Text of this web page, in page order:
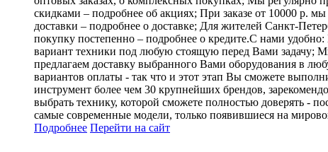
скидками – подробнее об акциях; При заказе от 10000 р.
доставки – подробнее о доставке; Для жителей Санкт-
покупку постепенно – подробнее о кредите.С нами
вариант техники под любую стоящую перед Вами задачу;
предлагаем доставку выбранного Вами оборудования в
вариантов оплаты - так что и этот этап Вы сможете
инструмент более чем 30 крупнейших брендов,
выбрать технику, которой сможете полностью доверять -
самые современные модели, только появившиеся на
Подробнее Перейти на сайт